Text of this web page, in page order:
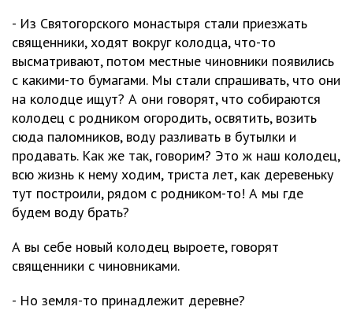
- Из Святогорского монастыря стали приезжать
священники, ходят вокруг колодца, что-то
высматривают, потом местные чиновники появились
с какими-то бумагами. Мы стали спрашивать, что они
на колодце ищут? А они говорят, что собираются
колодец с родником огородить, освятить, возить
сюда паломников, воду разливать в бутылки и
продавать. Как же так, говорим? Это ж наш колодец,
всю жизнь к нему ходим, триста лет, как деревеньку
тут построили, рядом с родником-то! А мы где
будем воду брать?
А вы себе новый колодец выроете, говорят
священники с чиновниками.
- Но земля-то принадлежит деревне?